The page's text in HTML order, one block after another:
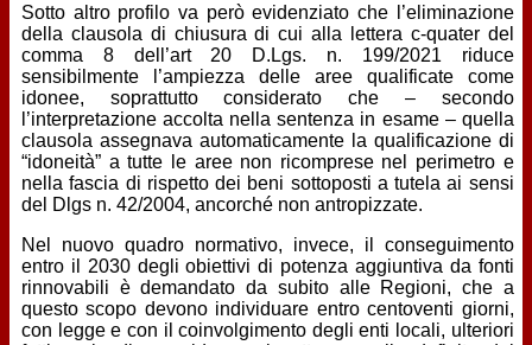
Sotto altro profilo va però evidenziato che l’eliminazione
della clausola di chiusura di cui alla lettera c-quater del
comma 8 dell’art 20 D.Lgs. n. 199/2021 riduce
sensibilmente l’ampiezza delle aree qualificate come
idonee, soprattutto considerato che – secondo
l’interpretazione accolta nella sentenza in esame – quella
clausola assegnava automaticamente la qualificazione di
“idoneità” a tutte le aree non ricomprese nel perimetro e
nella fascia di rispetto dei beni sottoposti a tutela ai sensi
del Dlgs n. 42/2004, ancorché non antropizzate.
Nel nuovo quadro normativo, invece, il conseguimento
entro il 2030 degli obiettivi di potenza aggiuntiva da fonti
rinnovabili è demandato da subito alle Regioni, che a
questo scopo devono individuare entro centoventi giorni,
con legge e con il coinvolgimento degli enti locali, ulteriori